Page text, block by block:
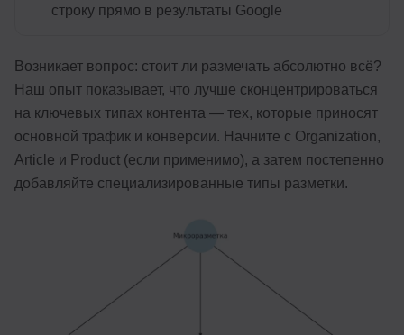
строку прямо в результаты Google
Возникает вопрос: стоит ли размечать абсолютно всё?
Наш опыт показывает, что лучше сконцентрироваться
на ключевых типах контента — тех, которые приносят
основной трафик и конверсии. Начните с Organization,
Article и Product (если применимо), а затем постепенно
добавляйте специализированные типы разметки.